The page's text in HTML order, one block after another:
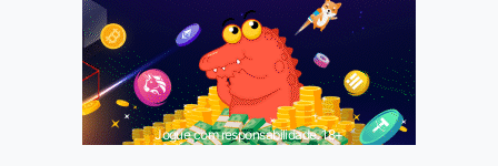
Jogue com responsabilidade. 18+